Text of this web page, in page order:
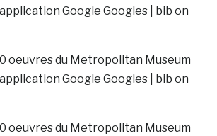
Google Googles | bib on
oeuvres du Metropolitan Museum
Google Googles | bib on
oeuvres du Metropolitan Museum